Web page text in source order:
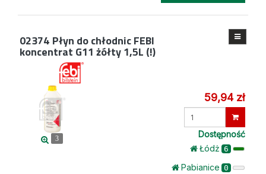
02374 Płyn do chłodnic FEBI
koncentrat G11 żółty 1,5L (!)
3
59,94 zł
Dostępność
Łódż 6
Pabianice 0